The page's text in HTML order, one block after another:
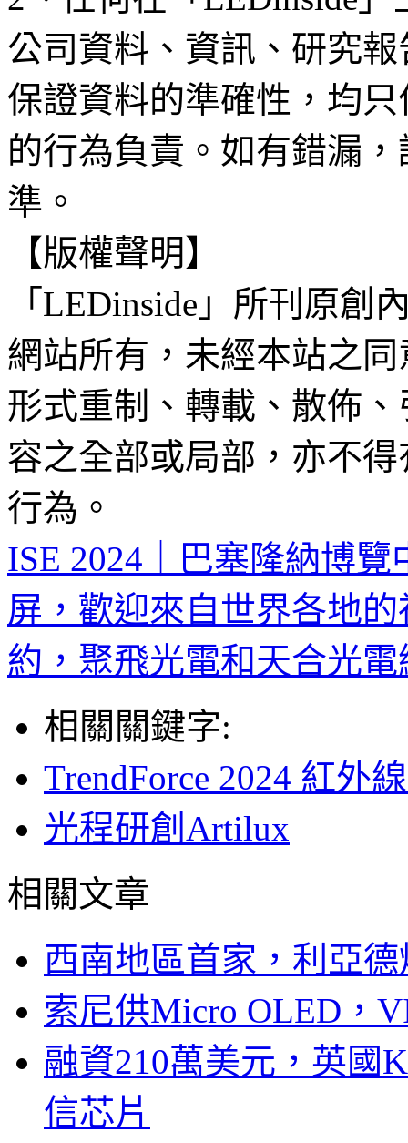
公司資料、資訊、研究
保證資料的準確性，均
的行為負責。如有錯漏
準。
【版權聲明】
「LEDinside」所刊原創
網站所有，未經本站之
形式重制、轉載、散佈
容之全部或局部，亦不
行為。
ISE 2024｜巴塞隆納博
屏，歡迎來自世界各地
約，聚飛光電和天合光
相關關鍵字:
TrendForce 2024 紅外
光程研創Artilux
相關文章
西南地區首家，利亞
索尼供Micro OLED，
融資210萬美元，英國
信芯片